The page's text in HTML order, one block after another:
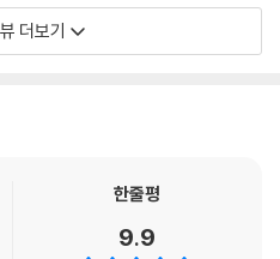
를 100% 반영한 동형 모의고사 8회
들로 구성하였습니다. 또한 실제 시
더보기
한줄평
9.9